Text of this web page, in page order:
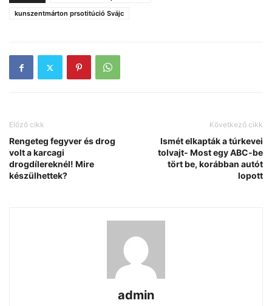
kunszentmárton prsotitúció Svájc
Előző cikk
Rengeteg fegyver és drog
volt a karcagi
drogdílereknél! Mire
készülhettek?
Következő cikk
Ismét elkapták a túrkevei
tolvajt- Most egy ABC-be
tört be, korábban autót
lopott
admin